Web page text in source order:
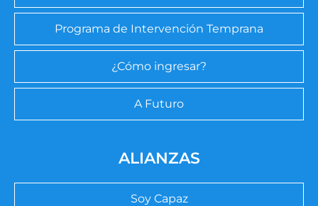
Programa de Intervención Temprana
¿Cómo ingresar?
A Futuro
ALIANZAS
Soy Capaz